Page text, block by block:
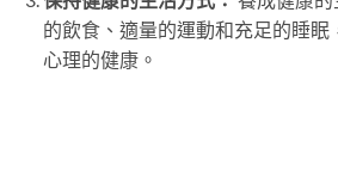
的飲食、適量的運動和充足的睡眠
心理的健康。